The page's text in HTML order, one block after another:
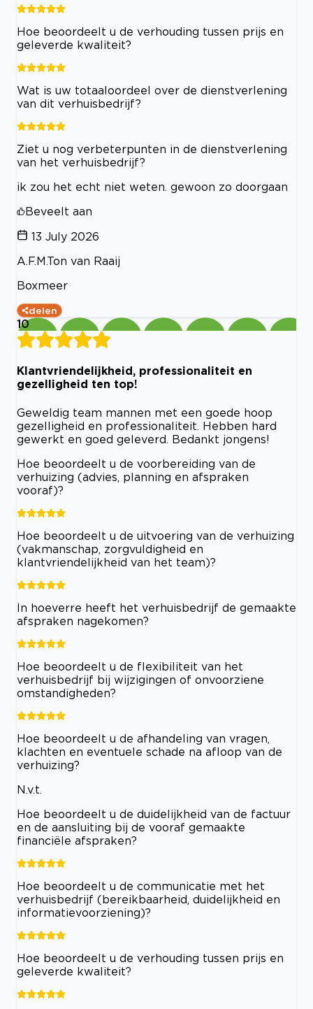
Hoe beoordeelt u de verhouding tussen prijs en
geleverde kwaliteit?
Wat is uw totaaloordeel over de dienstverlening
van dit verhuisbedrijf?
Ziet u nog verbeterpunten in de dienstverlening
van het verhuisbedrijf?
ik zou het echt niet weten. gewoon zo doorgaan
Beveelt aan
13 July 2026
A.F.M.Ton van Raaij
Boxmeer
delen
10
Klantvriendelijkheid, professionaliteit en
gezelligheid ten top!
Geweldig team mannen met een goede hoop
gezelligheid en professionaliteit. Hebben hard
gewerkt en goed geleverd. Bedankt jongens!
Hoe beoordeelt u de voorbereiding van de
verhuizing (advies, planning en afspraken
vooraf)?
Hoe beoordeelt u de uitvoering van de verhuizing
(vakmanschap, zorgvuldigheid en
klantvriendelijkheid van het team)?
In hoeverre heeft het verhuisbedrijf de gemaakte
afspraken nagekomen?
Hoe beoordeelt u de flexibiliteit van het
verhuisbedrijf bij wijzigingen of onvoorziene
omstandigheden?
Hoe beoordeelt u de afhandeling van vragen,
klachten en eventuele schade na afloop van de
verhuizing?
N.v.t.
Hoe beoordeelt u de duidelijkheid van de factuur
en de aansluiting bij de vooraf gemaakte
financiële afspraken?
Hoe beoordeelt u de communicatie met het
verhuisbedrijf (bereikbaarheid, duidelijkheid en
informatievoorziening)?
Hoe beoordeelt u de verhouding tussen prijs en
geleverde kwaliteit?